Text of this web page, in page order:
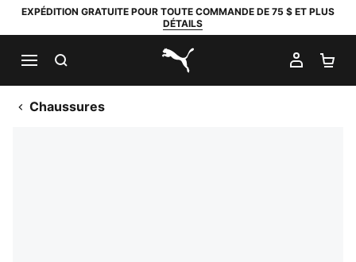
EXPÉDITION GRATUITE POUR TOUTE COMMANDE DE 75 $ ET PLUS
DÉTAILS
PUMA.com
MON
Chaussures